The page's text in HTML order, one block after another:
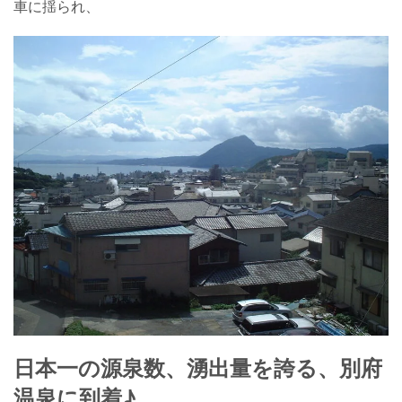
車に揺られ、
日本一の源泉数、湧出量を誇る、 別府